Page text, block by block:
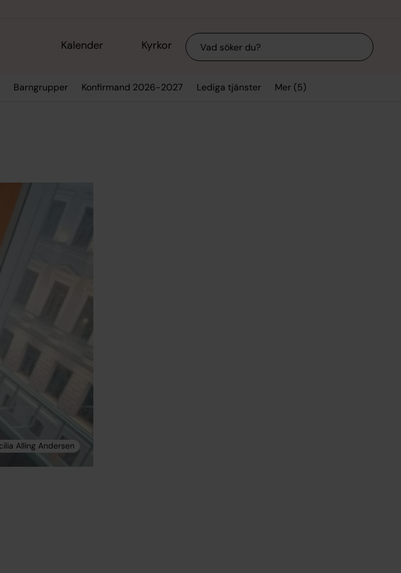
Kalender Kyrkor Sök
Barngrupper Konfirmand 2026-2027 Lediga tjänster Mer (5)